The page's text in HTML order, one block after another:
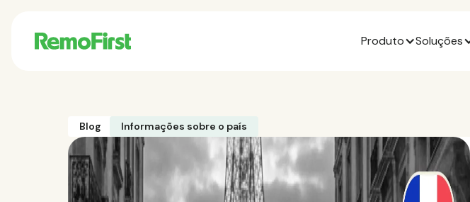
Produto Soluções
Blog Informações sobre o país